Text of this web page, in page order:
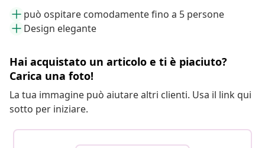
può ospitare comodamente fino a 5 persone
Design elegante
Hai acquistato un articolo e ti è piaciuto?
Carica una foto!
La tua immagine può aiutare altri clienti. Usa il link qui
sotto per iniziare.